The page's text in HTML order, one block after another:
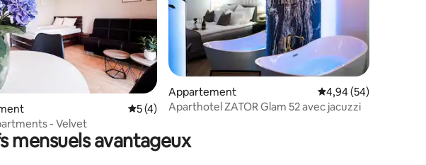
la base de 48 commentaires : 4,96 sur 5
Évaluation moyenne sur la base de 4 commentaires : 5 sur 5
5 (4)
- Velvet
Appartement Évaluation moyenne
4,94 (54)
Aparthotel ZATOR Glam 52 avec jacuzzi
mensuels avantageux